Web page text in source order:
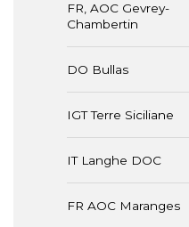
FR, AOC Gevrey-
Chambertin
DO Bullas
IGT Terre Siciliane
IT Langhe DOC
FR AOC Maranges